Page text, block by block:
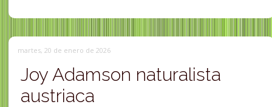
martes, 20 de enero de 2026
Joy Adamson naturalista
austriaca